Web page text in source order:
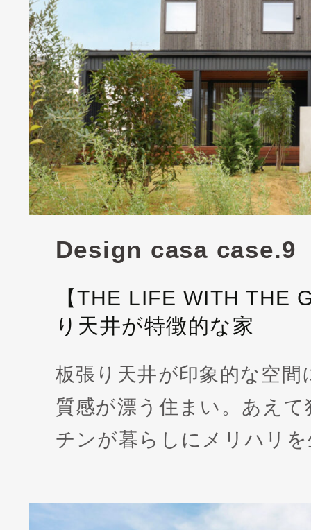
Design casa case.9
【THE LIFE WITH THE
り天井が特徴的な家
板張り天井が印象的な空間
質感が漂う住まい。あえ
チンが暮らしにメリハリ